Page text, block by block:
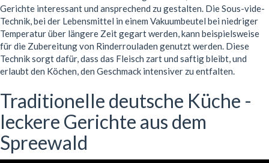
Gerichte interessant und ansprechend zu gestalten. Die Sous-vide-
Technik, bei der Lebensmittel in einem Vakuumbeutel bei niedriger
Temperatur über längere Zeit gegart werden, kann beispielsweise
für die Zubereitung von Rinderrouladen genutzt werden. Diese
Technik sorgt dafür, dass das Fleisch zart und saftig bleibt, und
erlaubt den Köchen, den Geschmack intensiver zu entfalten.
Traditionelle deutsche Küche -
leckere Gerichte aus dem
Spreewald